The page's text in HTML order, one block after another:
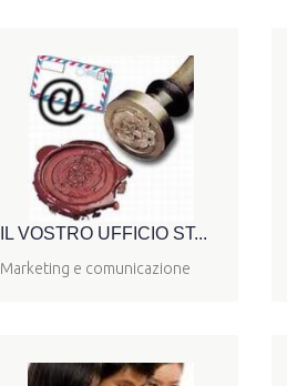
IL VOSTRO UFFICIO ST...
Marketing e comunicazione